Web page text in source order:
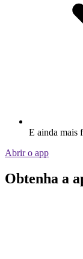
E ainda mais
Abrir o app
Obtenha a